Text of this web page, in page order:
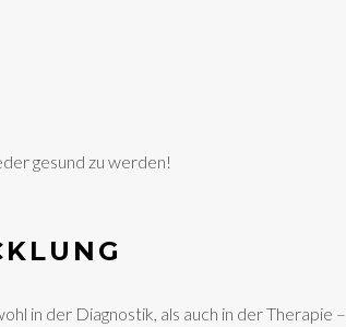
gesund zu werden!
in der Diagnostik, als auch in der Therapie